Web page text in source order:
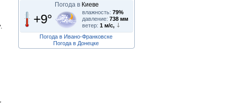
Погода в Киеве
+9° влажность: 79%
давление: 738 мм
ветер: 1 м/с,
Погода в Ивано-Франковске
Погода в Донецке